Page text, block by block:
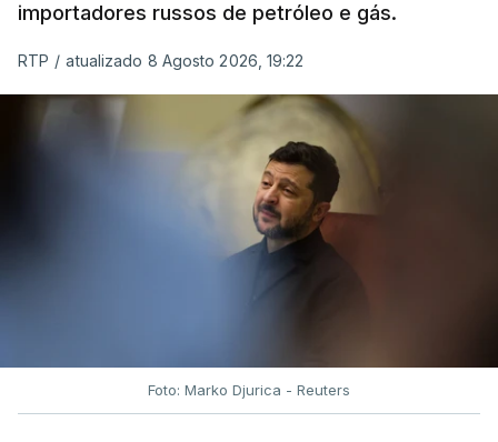
importadores russos de petróleo e gás.
RTP / atualizado 8 Agosto 2026, 19:22
Foto: Marko Djurica - Reuters